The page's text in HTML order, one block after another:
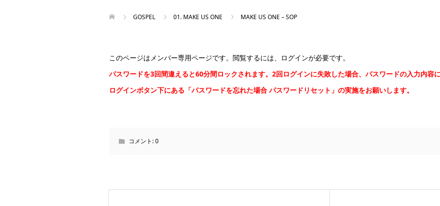
GOSPEL 01. MAKE US ONE MAKE US ONE – SOP
このページはメンバー専用ページです。閲覧するには、ログインが必要です。
パスワードを3回間違えると60分間ロックされます。2回ログインに失敗した場合、パスワードの入力内容
ログインボタン下にある「パスワードを忘れた場合 パスワードリセット 」の実施をお願いします。
コメント:0